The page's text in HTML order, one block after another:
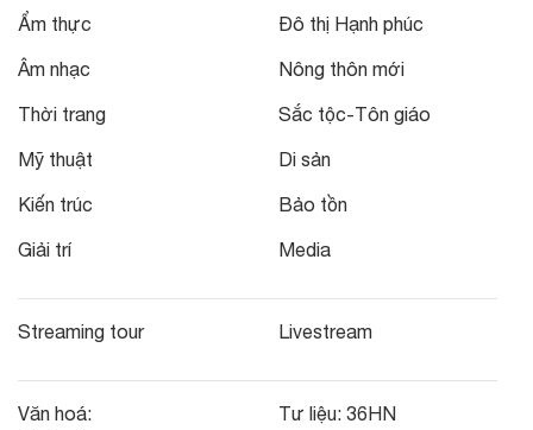
Ẩm thực
Âm nhạc
Thời trang
Mỹ thuật
Kiến trúc
Giải trí
Đô thị Hạnh phúc
Nông thôn mới
Sắc tộc-Tôn giáo
Di sản
Bảo tồn
Media
Streaming tour Livestream
Văn hoá:
Tư liệu: 36HN